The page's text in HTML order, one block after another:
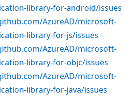
library-for-android/issues
AzureAD/microsoft-
library-for-js/issues
AzureAD/microsoft-
library-for-objc/issues
AzureAD/microsoft-
library-for-java/issues